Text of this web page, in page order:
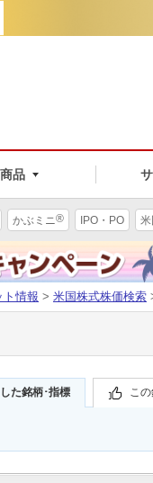
商品
かぶミニ® IPO・PO
ト情報 > 米国株式株価検索
た銘柄･指標 こ